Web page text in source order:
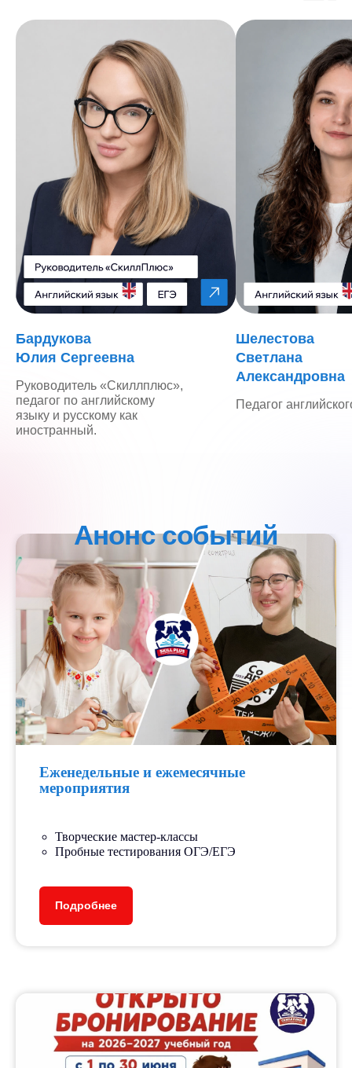
Бардукова
Юлия Сергеевна
Руководитель «Скиллплюс»,
педагог по английскому
языку и русскому как
иностранный.
Шелестова
Светлана
Александровна
Педагог
Еженедельные и ежемесячные
мероприятия
Творческие мастер-классы
Пробные тестирования ОГЭ/ЕГЭ
Подробнее